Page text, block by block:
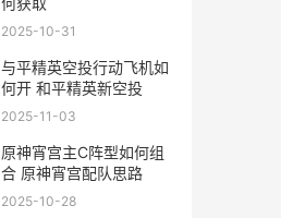
2025-10-31
与平精英空投行动飞机如
何开 和平精英新空投
2025-11-03
原神宵宫主C阵型如何组
合 原神宵宫配队思路
2025-10-28